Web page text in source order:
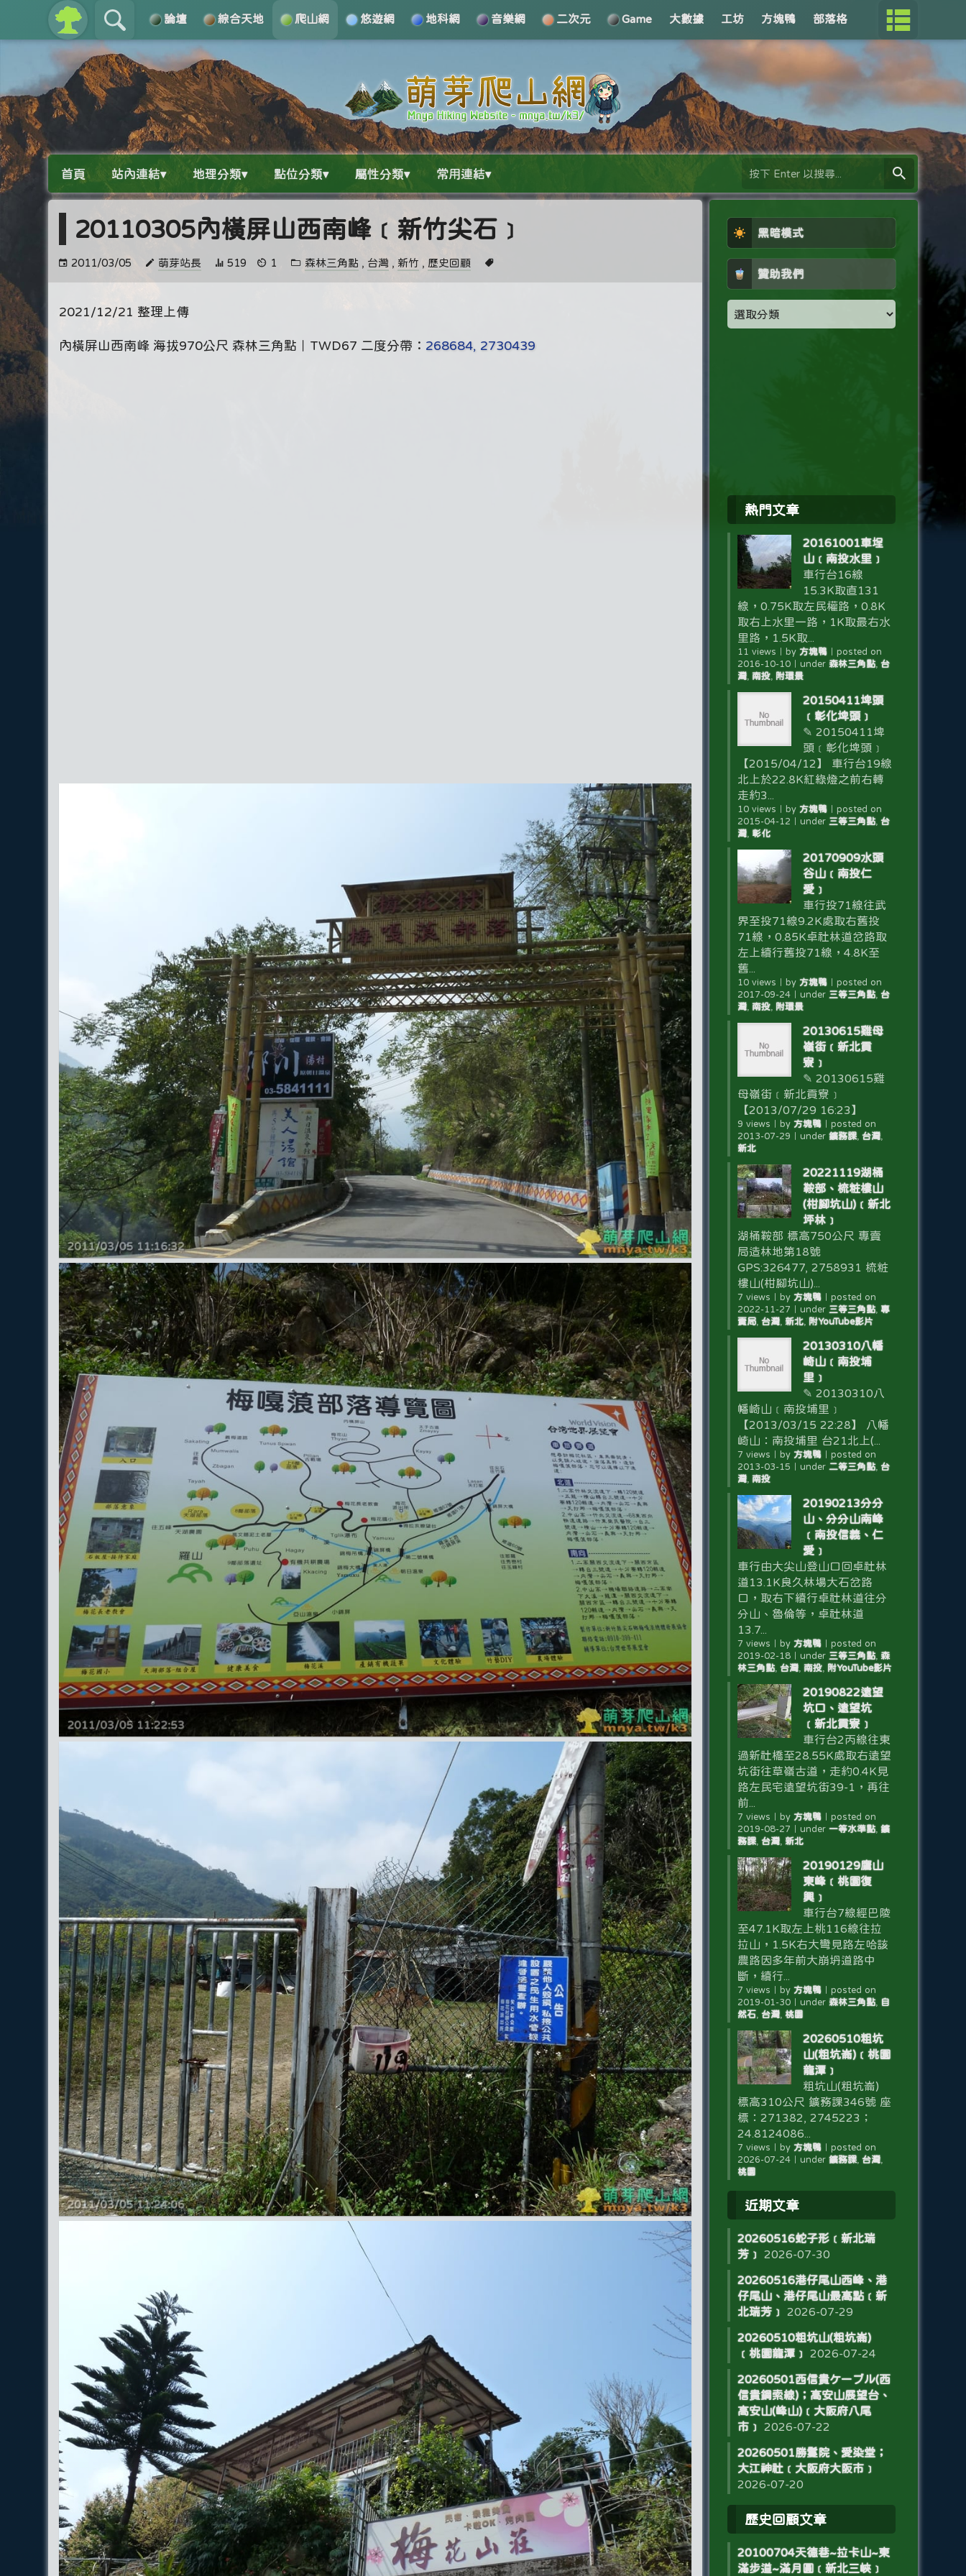
論壇 綜合天地 爬山網 悠遊網 地科網 音樂網 二次元 Game 大數據 工坊 方塊鴨 部落格
關於 導覽
首頁 站內連結▾ 地理分類▾ 點位分類▾ 屬性分類▾ 常用連結▾
20110305內橫屏山西南峰﹝新竹尖石﹞
2011/03/05 萌芽站長 519 1 森林三角點 , 台灣 , 新竹 , 歷史回顧
2021/12/21 整理上傳
內橫屏山西南峰 海拔970公尺 森林三角點｜TWD67 二度分帶： 268684, 2730439
黑暗模式
贊助我們
熱門文章
20161001車埕
山﹝南投水里﹞
車行台16線
15.3K取直131
線，0.75K取左民權路，0.8K
取右上水里一路，1K取最右水
里路，1.5K取...
11 views by 方塊鴨｜ posted on
2016-10-10｜ under 森林三角點, 台
灣, 南投, 附環景
20150411埤頭
﹝彰化埤頭﹞
✎ 20150411埤
頭﹝彰化埤頭﹞
【2015/04/12】 車行台19線
北上於22.8K紅綠燈之前右轉
走約3...
10 views by 方塊鴨｜ posted on
2015-04-12
under 三等三角點, 台
灣, 彰化
20170909水頭
谷山﹝南投仁
愛﹞
車行投71線往武
界至投71線9.2K處取右舊投
71線，0.85K卓社林道岔路取
左上續行舊投71線，4.8K至
舊...
10 views by 方塊鴨｜ posted on
2017-09-24｜ under 三等三角點, 台
灣, 南投, 附環景
20130615雞母
嶺街﹝新北貢
寮﹞
✎ 20130615雞
母嶺街﹝新北貢寮﹞
【2013/07/29 16:23】
9 views by 方塊鴨｜ posted on
2013-07-29
under 鑛務課, 台灣,
新北
20221119湖桶
鞍部、梳粧樓山
(柑腳坑山)﹝新北
坪林﹞
湖桶鞍部 標高750公尺 專賣
局造林地第18號
GPS:326477, 2758931 梳粧
樓山(柑腳坑山)...
7 views by 方塊鴨｜ posted on
2022-11-27
under 三等三角點, 專
賣局, 台灣, 新北, 附YouTube影片
20130310八幡
崎山﹝南投埔
里﹞
✎ 20130310八
幡崎山﹝南投埔里﹞
【2013/03/15 22:28】 八幡
崎山：南投埔里 台21北上(...
7 views by 方塊鴨｜ posted on
2013-03-15
under 二等三角點, 台
灣, 南投
20190213分分
山、分分山南峰
﹝南投信義、仁
愛﹞
車行由大尖山登山口回卓社林
道13.1K良久林場大石岔路
口，取右下續行卓社林道往分
分山、魯倫等，卓社林道
13.7...
7 views by 方塊鴨｜ posted on
2019-02-18｜ under 三等三角點, 森
林三角點, 台灣, 南投, 附YouTube影片
20190822遠望
坑口、遠望坑
﹝新北貢寮﹞
車行台2丙線往東
過新社橋至28.55K處取右遠望
坑街往草嶺古道，走約0.4K見
路左民宅遠望坑街39-1，再往
前...
7 views by 方塊鴨｜ posted on
2019-08-27
under 一等水準點, 鑛
務課, 台灣, 新北
20190129鷹山
東峰﹝桃園復
興﹞
車行台7線經巴陵
至47.1K取左上桃116線往拉
拉山，1.5K右大彎見路左哈該
農路因多年前大崩坍道路中
斷，續行...
7 views by 方塊鴨｜ posted on
2019-01-30｜ under 森林三角點, 自
然石, 台灣, 桃園
20260510粗坑
山(粗坑崙)﹝桃園
龍潭﹞
粗坑山(粗坑崙)
標高310公尺 鑛務課346號 座
標：271382, 2745223；
24.8124086...
7 views by 方塊鴨｜ posted on
2026-07-24｜ under 鑛務課, 台灣,
桃園
近期文章
20260516蛇子形﹝新北瑞
芳﹞
2026-07-30
20260516港仔尾山西峰、港
仔尾山、港仔尾山最高點﹝新
北瑞芳﹞
2026-07-29
20260510粗坑山(粗坑崙)
﹝桃園龍潭﹞
2026-07-24
20260501西信貴ケーブル(西
信貴鋼索線)；高安山展望台、
高安山(峰山)﹝大阪府八尾
市﹞
2026-07-22
20260501勝鬘院、愛染堂；
大江神社﹝大阪府大阪市﹞
2026-07-20
歷史回顧文章
20100704天德巷~拉卡山~東
滿步道~滿月圓﹝新北三峽﹞